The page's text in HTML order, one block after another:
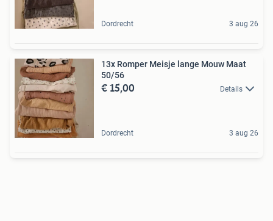
Dordrecht 3 aug 26
13x Romper Meisje lange Mouw Maat
50/56
€ 15,00 Details
Dordrecht 3 aug 26